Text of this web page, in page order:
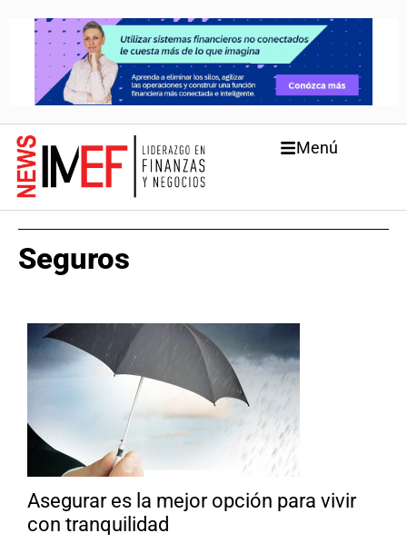
Menú
Seguros
Asegurar es la mejor opción para vivir
con tranquilidad